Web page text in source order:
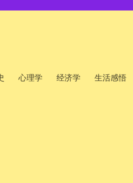
心理学 经济学 生活感悟